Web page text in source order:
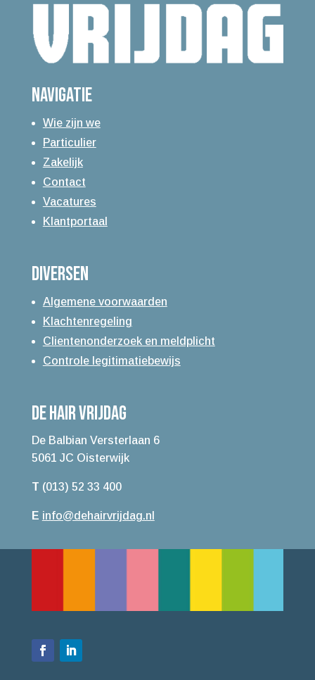
Navigatie
Wie zijn we
Particulier
Zakelijk
Contact
Vacatures
Klantportaal
Diversen
Algemene voorwaarden
Klachtenregeling
Clientenonderzoek en meldplicht
Controle legitimatiebewijs
De Hair Vrijdag
De Balbian Versterlaan 6
5061 JC Oisterwijk
T (013) 52 33 400
E info@dehairvrijdag.nl